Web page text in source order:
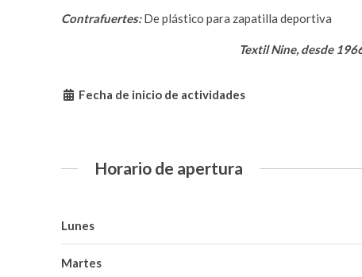
Contrafuertes:De plástico para zapatilla deportiva
Textil Nine, desde
Fecha de inicio de actividades
Horario de apertura
Lunes
Martes